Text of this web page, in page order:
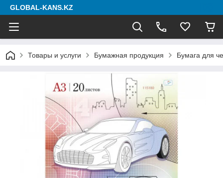
GLOBAL-KANS.KZ
Товары и услуги Бумажная продукция Бумага для